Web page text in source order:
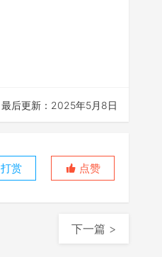
最后更新：2025年5月8日
打赏 点赞
下一篇 >